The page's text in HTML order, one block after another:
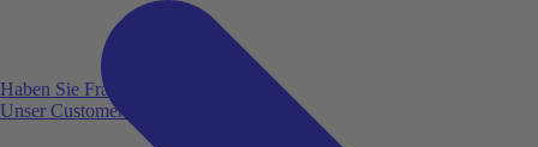
Haben Sie Fragen?
Unser Customer Service ist für Sie da!